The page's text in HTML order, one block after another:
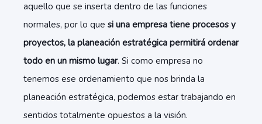
aquello que se inserta dentro de las funciones
normales, por lo que si una empresa tiene procesos y
proyectos, la planeación estratégica permitirá ordenar
todo en un mismo lugar. Si como empresa no
tenemos ese ordenamiento que nos brinda la
planeación estratégica, podemos estar trabajando en
sentidos totalmente opuestos a la visión.